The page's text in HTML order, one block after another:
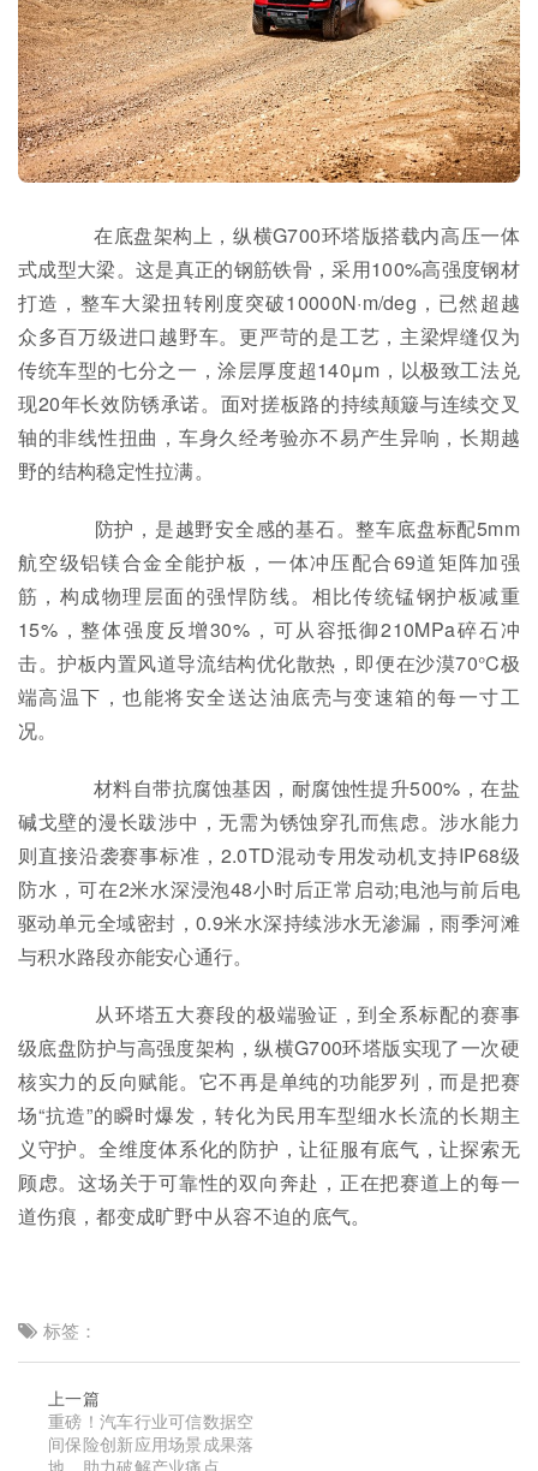
在底盘架构上，纵横G700环塔版搭载内高压一体
式成型大梁。这是真正的钢筋铁骨，采用100%高强度钢材
打造，整车大梁扭转刚度突破10000N·m/deg，已然超越
众多百万级进口越野车。更严苛的是工艺，主梁焊缝仅为
传统车型的七分之一，涂层厚度超140μm，以极致工法兑
现20年长效防锈承诺。面对搓板路的持续颠簸与连续交叉
轴的非线性扭曲，车身久经考验亦不易产生异响，长期越
野的结构稳定性拉满。
防护，是越野安全感的基石。整车底盘标配5mm
航空级铝镁合金全能护板，一体冲压配合69道矩阵加强
筋，构成物理层面的强悍防线。相比传统锰钢护板减重
15%，整体强度反增30%，可从容抵御210MPa碎石冲
击。护板内置风道导流结构优化散热，即便在沙漠70°C极
端高温下，也能将安全送达油底壳与变速箱的每一寸工
况。
材料自带抗腐蚀基因，耐腐蚀性提升500%，在盐
碱戈壁的漫长跋涉中，无需为锈蚀穿孔而焦虑。涉水能力
则直接沿袭赛事标准，2.0TD混动专用发动机支持IP68级
防水，可在2米水深浸泡48小时后正常启动;电池与前后电
驱动单元全域密封，0.9米水深持续涉水无渗漏，雨季河滩
与积水路段亦能安心通行。
从环塔五大赛段的极端验证，到全系标配的赛事
级底盘防护与高强度架构，纵横G700环塔版实现了一次硬
核实力的反向赋能。它不再是单纯的功能罗列，而是把赛
场“抗造”的瞬时爆发，转化为民用车型细水长流的长期主
义守护。全维度体系化的防护，让征服有底气，让探索无
顾虑。这场关于可靠性的双向奔赴，正在把赛道上的每一
道伤痕，都变成旷野中从容不迫的底气。
标签：
上一篇
重磅！汽车行业可信数据空
间保险创新应用场景成果落